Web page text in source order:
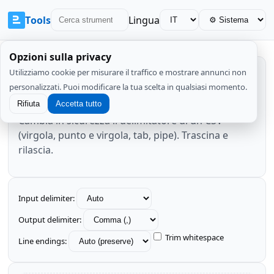
Tools Lingua
Opzioni sulla privacy
Utilizziamo cookie per misurare il traffico e mostrare annunci non
personalizzati. Puoi modificare la tua scelta in qualsiasi momento.
Rifiuta Accetta tutto
Convertitore delimitatore CSV
Cambia in sicurezza il delimitatore di un CSV
(virgola, punto e virgola, tab, pipe). Trascina e
rilascia.
Input delimiter:
Output delimiter:
Line endings:
Trim whitespace